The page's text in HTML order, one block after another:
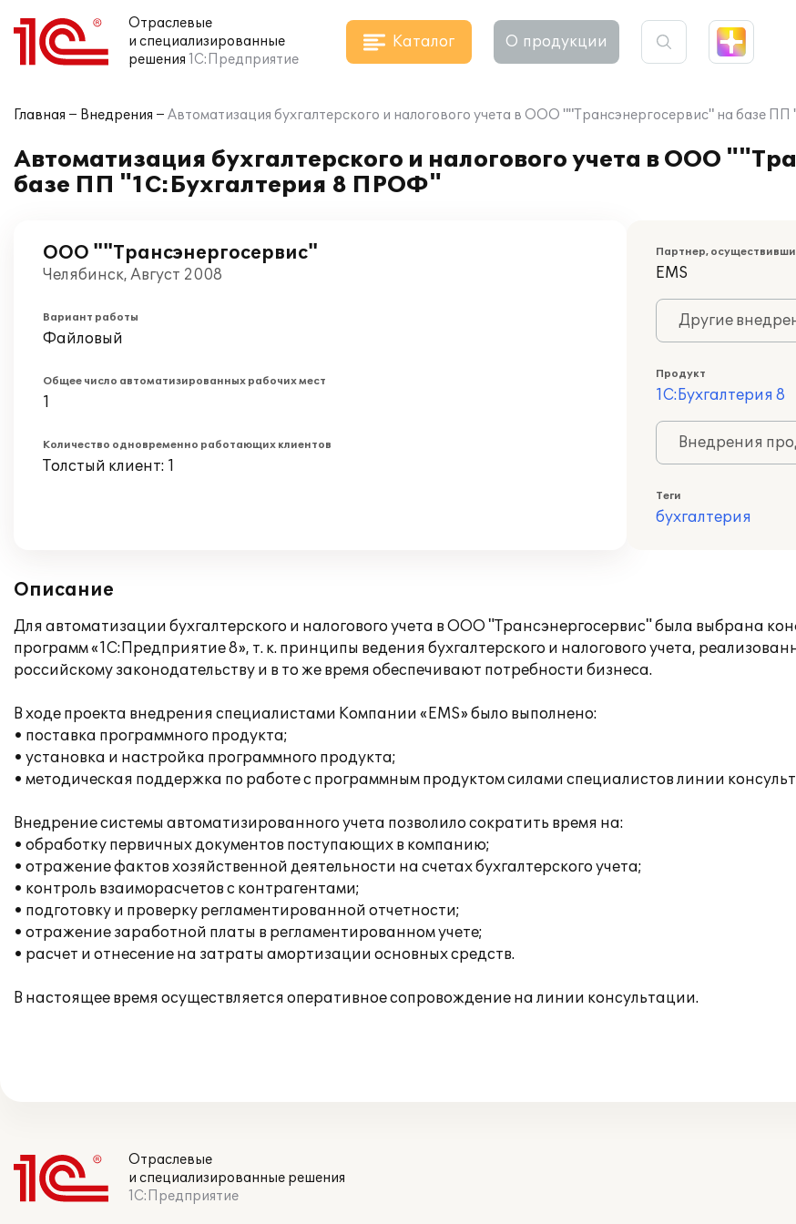
Отраслевые
и специализированные
решения 1С:Предприятие
Каталог О продукции
Главная Внедрения Автоматизация бухгалтерского и налогового учета в ООО ""Трансэнергосервис" на базе
Автоматизация бухгалтерского и налогового учета в ООО
базе ПП "1С:Бухгалтерия 8 ПРОФ"
ООО ""Трансэнергосервис"
Челябинск, Август 2008
Вариант работы
Файловый
Общее число автоматизированных рабочих мест
1
Количество одновременно работающих клиентов
Толстый клиент: 1
Партнер,
EMS
Другие
Продукт
1С:Бухгалтерия 8
Внедрения
Теги
бухгалтерия
Описание
Для автоматизации бухгалтерского и налогового учета в ООО "Трансэнергосервис" была выбрана
программ «1С:Предприятие 8», т. к. принципы ведения бухгалтерского и налогового учета,
российскому законодательству и в то же время обеспечивают потребности бизнеса.
В ходе проекта внедрения специалистами Компании «EMS» было выполнено:
• поставка программного продукта;
• установка и настройка программного продукта;
• методическая поддержка по работе с программным продуктом силами специалистов линии
Внедрение системы автоматизированного учета позволило сократить время на:
• обработку первичных документов поступающих в компанию;
• отражение фактов хозяйственной деятельности на счетах бухгалтерского учета;
• контроль взаиморасчетов с контрагентами;
• подготовку и проверку регламентированной отчетности;
• отражение заработной платы в регламентированном учете;
• расчет и отнесение на затраты амортизации основных средств.
В настоящее время осуществляется оперативное сопровождение на линии консультации.
Отраслевые
и специализированные решения
1С:Предприятие